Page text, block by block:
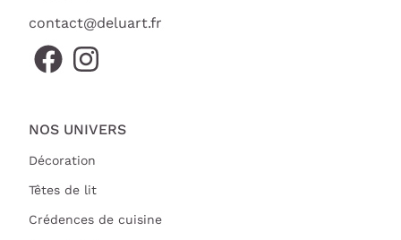
contact@deluart.fr
NOS UNIVERS
Décoration
Têtes de lit
Crédences de cuisine